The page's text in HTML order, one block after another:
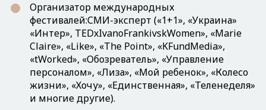
Организатор международных
фестивалей:СМИ-эксперт («1+1», «Украина»
«Интер», TEDxIvanoFrankivskWomen», «Marie
Claire», «Like», «The Point», «KFundMedia»,
«tWorked», «Обозреватель», «Управление
персоналом», «Лиза», «Мой ребенок», «Колесо
жизни», «Хочу», «Единственная», «Теленеделя»
и многие другие).